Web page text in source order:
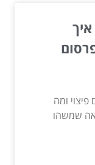
איך
פיצוי ומה
שמשהו